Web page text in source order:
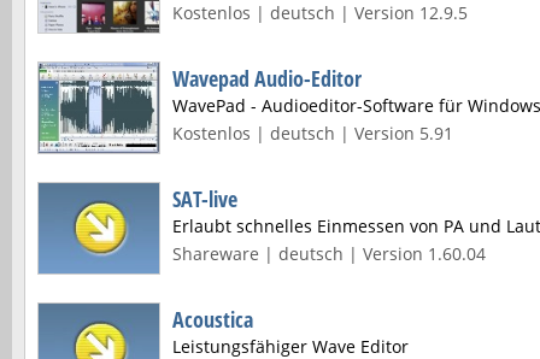
Kostenlos | deutsch | Version 12.9.5
Wavepad Audio-Editor
WavePad - Audioeditor-Software für
Kostenlos | deutsch | Version 5.91
SAT-live
Erlaubt schnelles Einmessen von PA und
Shareware | deutsch | Version 1.60.04
Acoustica
Leistungsfähiger Wave Editor